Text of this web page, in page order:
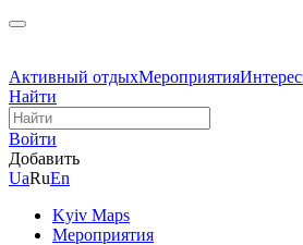
Активный отдыхМероприятия
Найти
Войти
Добавить
UaRuEn
Kyiv Maps
Мероприятия